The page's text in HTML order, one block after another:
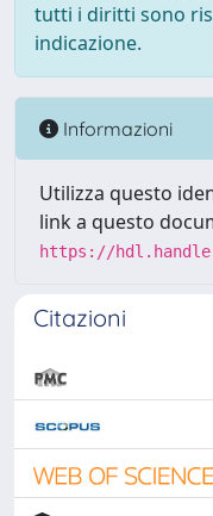
tutti i diritti sono
indicazione.
Informazioni
Utilizza questo
link a questo
https://
Citazioni